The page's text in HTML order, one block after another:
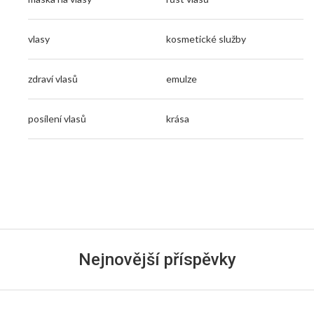
vlasy kosmetické služby
zdraví vlasů emulze
posílení vlasů krása
Nejnovější příspěvky